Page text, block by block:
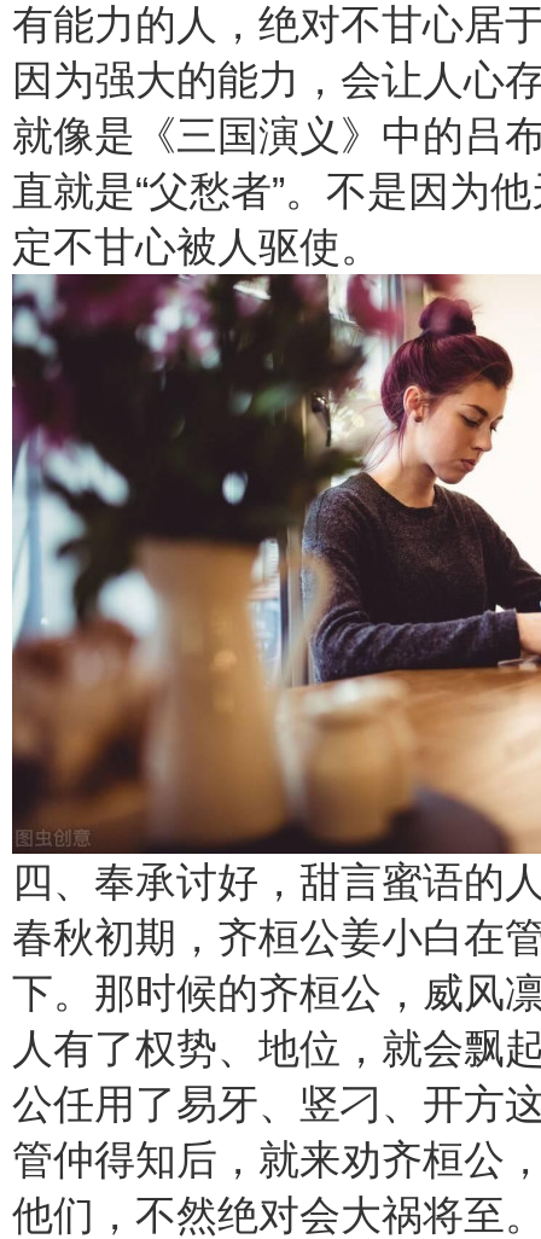
有能力的人，绝对不甘心居
因为强大的能力，会让人心
就像是《三国演义》中的吕
直就是“父愁者”。不是因为
定不甘心被人驱使。
四、奉承讨好，甜言蜜语的
春秋初期，齐桓公姜小白在
下。那时候的齐桓公，威风
人有了权势、地位，就会飘
公任用了易牙、竖刁、开方
管仲得知后，就来劝齐桓公
他们，不然绝对会大祸将至